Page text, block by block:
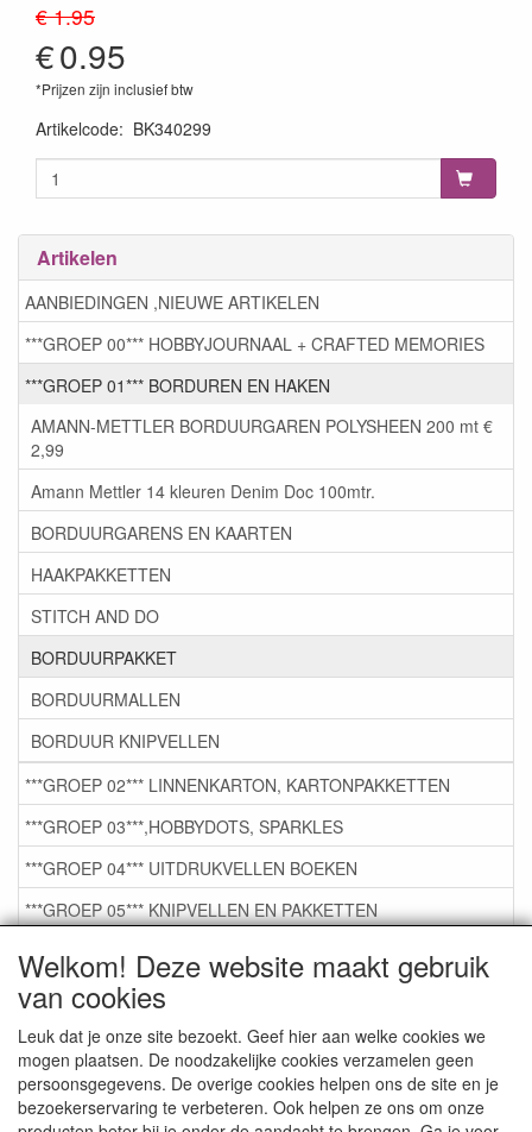
Welkom! Deze website maakt gebruik
van cookies
Leuk dat je onze site bezoekt. Geef hier aan welke cookies we
mogen plaatsen. De noodzakelijke cookies verzamelen geen
persoonsgegevens. De overige cookies helpen ons de site en je
bezoekerservaring te verbeteren. Ook helpen ze ons om onze
€ 1.95
€0.95
*Prijzen zijn inclusief btw
Artikelcode: BK340299
Artikelen
AANBIEDINGEN ,NIEUWE ARTIKELEN
***GROEP 00*** HOBBYJOURNAAL + CRAFTED MEMORIES
***GROEP 01*** BORDUREN EN HAKEN
AMANN-METTLER BORDUURGAREN POLYSHEEN 200 mt €
2,99
Amann Mettler 14 kleuren Denim Doc 100mtr.
BORDUURGARENS EN KAARTEN
HAAKPAKKETTEN
STITCH AND DO
BORDUURPAKKET
BORDUURMALLEN
BORDUUR KNIPVELLEN
***GROEP 02*** LINNENKARTON, KARTONPAKKETTEN
***GROEP 03***,HOBBYDOTS, SPARKLES
***GROEP 04*** UITDRUKVELLEN BOEKEN
***GROEP 05*** KNIPVELLEN EN PAKKETTEN
***GROEP 06*** TAPE/LIJM SNIJMALLEN STEMPELS
***GROEP 07*** KAARTEN +SCRAP TOEBEHOREN
***GROEP 08*** TEKENEN EN KLEUREN, GELPEN,MARKER
***GROEP 09*** KRALEN EN TOEBEHOREN
***GROEP 10*** WENSKAARTEN MET ENV. €0,75